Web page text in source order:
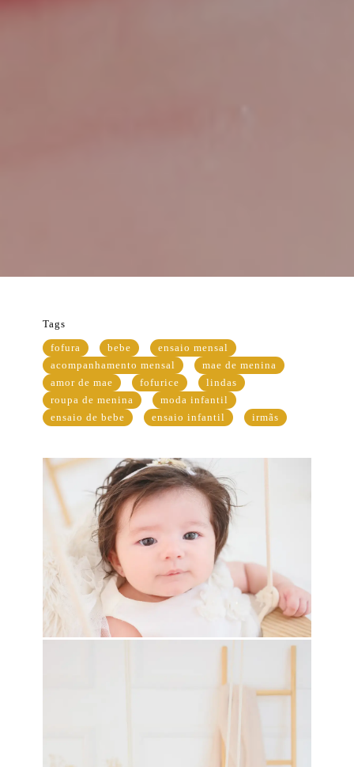
Tags
fofura
bebe
ensaio mensal
acompanhamento mensal
mae de menina
amor de mae
fofurice
lindas
roupa de menina
moda infantil
ensaio de bebe
ensaio infantil irmãs